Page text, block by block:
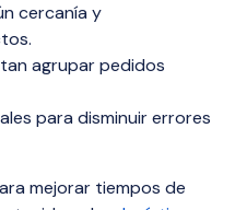
cercanía y
agrupar pedidos
para disminuir errores
mejorar tiempos de